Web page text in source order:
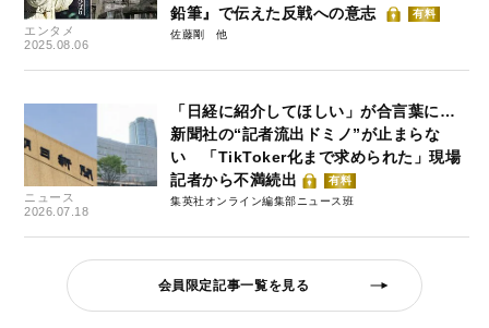
エンタメ
2025.08.06
鉛筆』で伝えた反戦への意志
有料
佐藤剛
ニュース
2026.07.18
「日経に紹介してほしい」が合言葉に…
新聞社の“記者流出ドミノ”が止まらな
い 「TikToker化まで求められた」現場
記者から不満続出
有料
集英社オンライン編集部ニュース班
会員限定記事一覧を見る